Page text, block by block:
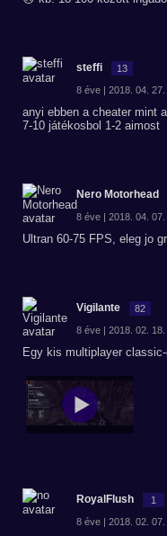
steffi 13
8 éve | 2018. 04.
anyi ebben a cheater mint
7-10 játékosbol 1-2 aimost
Nero Motorhead
8 éve | 2018. 04.
Ultran 60-75 FPS, eleg jo
Vigilante 82
8 éve | 2018. 02.
Egy kis multiplayer
RoyalFlush 1
8 éve | 2018. 02.